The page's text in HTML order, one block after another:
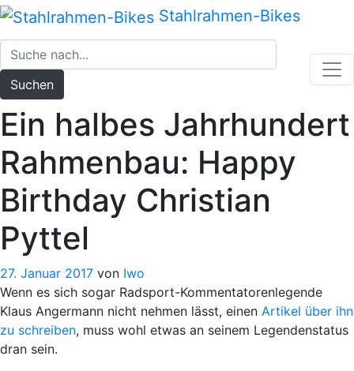
Zum
Inhalt
springen
Stahlrahmen-Bikes
Suchen
Ein halbes Jahrhundert
Rahmenbau: Happy
Birthday Christian
Pyttel
27. Januar 2017 von Iwo
Wenn es sich sogar Radsport-Kommentatorenlegende
Klaus Angermann nicht nehmen lässt, einen Artikel über ihn
zu schreiben, muss wohl etwas an seinem Legendenstatus
dran sein.